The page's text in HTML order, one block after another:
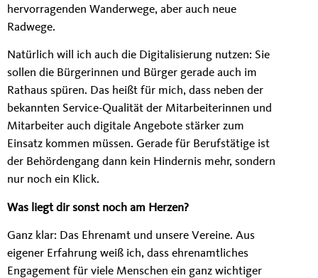
hervorragenden Wanderwege, aber auch neue
Radwege.
Natürlich will ich auch die Digitalisierung nutzen: Sie
sollen die Bürgerinnen und Bürger gerade auch im
Rathaus spüren. Das heißt für mich, dass neben der
bekannten Service-Qualität der Mitarbeiterinnen und
Mitarbeiter auch digitale Angebote stärker zum
Einsatz kommen müssen. Gerade für Berufstätige ist
der Behördengang dann kein Hindernis mehr, sondern
nur noch ein Klick.
Was liegt dir sonst noch am Herzen?
Ganz klar: Das Ehrenamt und unsere Vereine. Aus
eigener Erfahrung weiß ich, dass ehrenamtliches
Engagement für viele Menschen ein ganz wichtiger